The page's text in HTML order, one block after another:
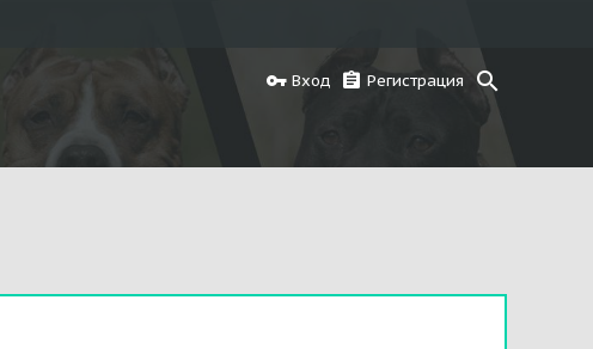
Вход Регистрация